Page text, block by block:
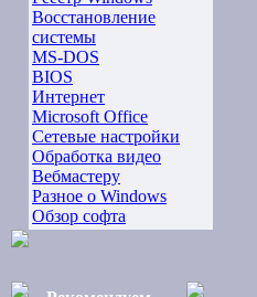
Восстановление
системы
MS-DOS
BIOS
Интернет
Microsoft Office
Сетевые настройки
Обработка видео
Вебмастеру
Разное о Windows
Обзор софта